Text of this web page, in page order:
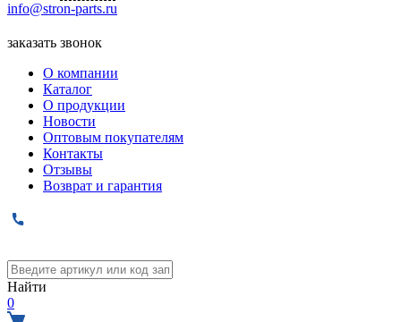
info@stron-parts.ru
заказать звонок
О компании
Каталог
О продукции
Новости
Оптовым покупателям
Контакты
Отзывы
Возврат и гарантия
Найти
0